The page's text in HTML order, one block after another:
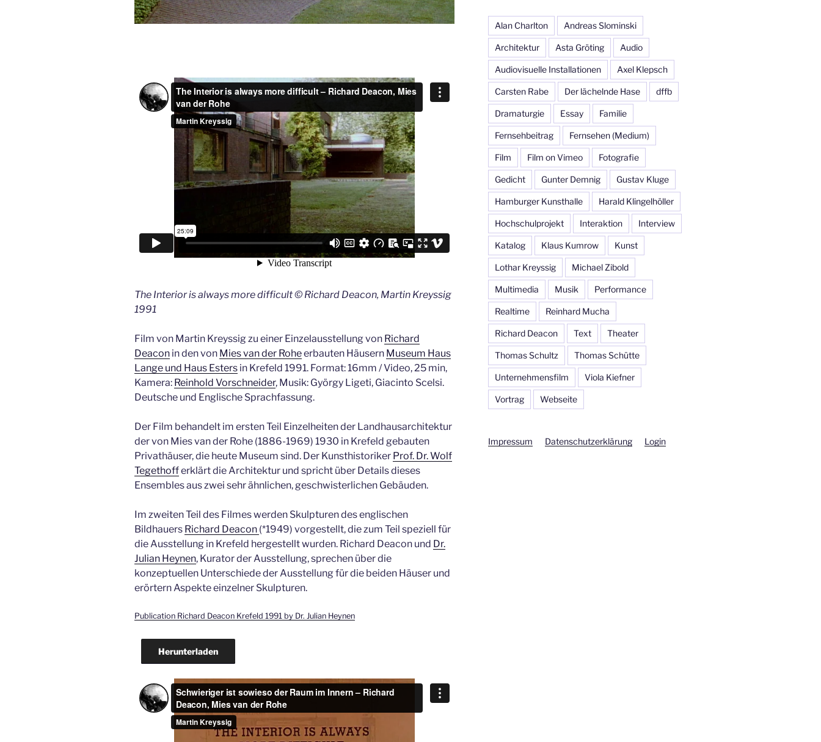
The Interior is always more difficult © Richard Deacon, Martin Kreyssig
1991
Film von Martin Kreyssig zu einer Einzelausstellung von Richard
Deacon in den von Mies van der Roheerbauten Häusern Museum Haus
Lange und Haus Esters in Krefeld 1991. Format: 16mm / Video, 25 min,
Kamera: Reinhold Vorschneider, Musik: György Ligeti, Giacinto Scelsi.
Deutsche und Englische Sprachfassung.
Der Film behandelt im ersten Teil Einzelheiten der Landhausarchitektur
der von Mies van der Rohe (1886-1969) 1930 in Krefeld gebauten
Privathäuser, die heute Museum sind. Der Kunsthistoriker Prof. Dr. Wolf
Tegethofferklärt die Architektur und spricht über Details dieses
Ensembles aus zwei sehr ähnlichen, geschwisterlichen Gebäuden.
Im zweiten Teil des Filmes werden Skulpturen des englischen
Bildhauers Richard Deacon (*1949) vorgestellt, die zum Teil speziell für
die Ausstellung in Krefeld hergestellt wurden. Richard Deacon und Dr.
Julian Heynen, Kurator der Ausstellung, sprechen über die
konzeptuellen Unterschiede der Ausstellung für die beiden Häuser und
erörtern Aspekte einzelner Skulpturen.
Publication Richard Deacon Krefeld 1991 by Dr. Julian Heynen
Herunterladen
Alan Charlton Andreas Slominski
Architektur Asta Gröting Audio
Audiovisuelle Installationen Axel Klepsch
Carsten Rabe Der lächelnde Hase dffb
Dramaturgie Essay Familie
Fernsehbeitrag Fernsehen (Medium)
Film Film on Vimeo Fotografie
Gedicht Gunter Demnig Gustav Kluge
Hamburger Kunsthalle Harald Klingelhöller
Hochschulprojekt Interaktion Interview
Katalog Klaus Kumrow Kunst
Lothar Kreyssig Michael Zibold
Multimedia Musik Performance
Realtime Reinhard Mucha
Richard Deacon Text Theater
Thomas Schultz Thomas Schütte
Unternehmensfilm Viola Kiefner
Vortrag Webseite
Impressum Datenschutzerklärung Login